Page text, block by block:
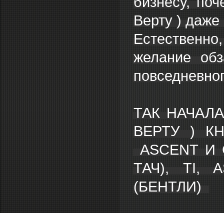
Верту ) даже
желание
ТАК
ВЕРТУ )
ASCENT
ТАЧ), TI,
(БЕНТЛИ)